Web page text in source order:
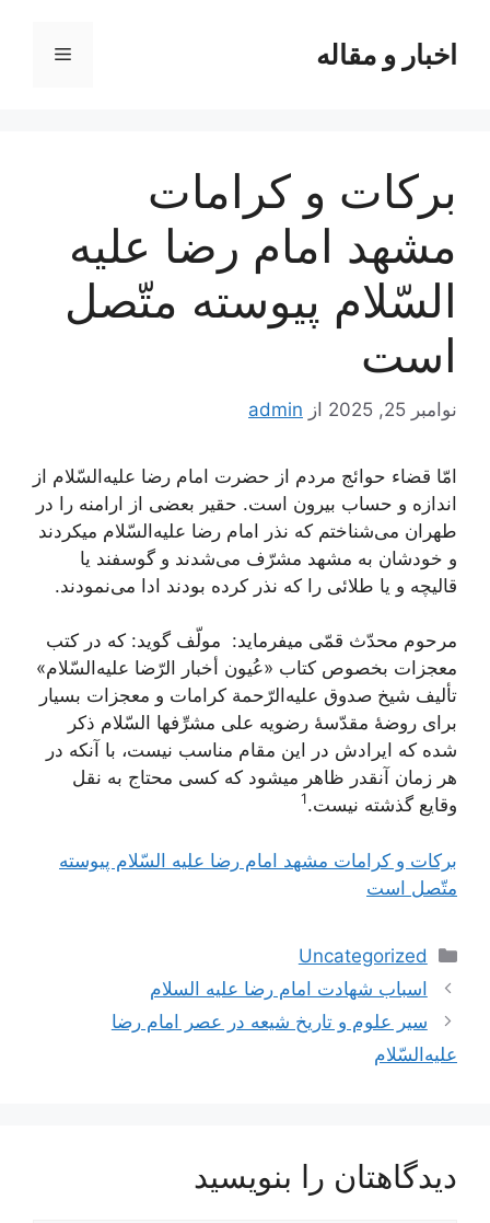
محتوااخبار و مقاله فهرست
بركات‌ و كرامات‌
مشهد امام‌ رضا عليه‌
السّلام‌ پيوسته‌ متّصل‌
است‌
نوامبر 25, 2025 از admin
امّا قضاء حوائج‌ مردم‌ از حضرت‌ امام‌ رضا علیه‌السّلام‌ از
اندازه‌ و حساب‌ بیرون‌ است‌. حقیر بعضی‌ از ارامنه‌ را در
طهران‌ می‌شناختم‌ که‌ نذر امام‌ رضا علیه‌السّلام‌ میکردند
و خودشان‌ به‌ مشهد مشرّف‌ می‌شدند و گوسفند یا
قالیچه‌ و یا طلائی‌ را که‌ نذر کرده‌ بودند ادا می‌نمودند.
مرحوم‌ محدّث‌ قمّی‌ میفرماید: ‎ مولّف‌ گوید: که‌ در کتب‌
معجزات‌ بخصوص‌ کتاب‌ «عُیون‌ أخبار الرّضا علیه‌السّلام‌»
تألیف‌ شیخ‌ صدوق‌ علیه‌الرّحمة‌ کرامات‌ و معجزات‌ بسیار
برای‌ روضۀ مقدّسۀ رضویه‌ علی‌ مشرِّفها السّلام‌ ذکر
شده‌ که‌ ایرادش‌ در این‌ مقام‌ مناسب‌ نیست‌، با آنکه‌ در
هر زمان‌ آنقدر ظاهر میشود که‌ کسی‌ محتاج‌ به‌ نقل‌
وقایع‌ گذشته‌ نیست‌.1
بركات‌ و كرامات‌ مشهد امام‌ رضا عليه‌ السّلام‌ پيوسته‌
متّصل‌ است‌
دسته‌ها
Uncategorized
ناوبری
نوشته‌ها
اسباب شهادت امام رضا علیه السلام
سير علوم‌ و تاريخ‌ شيعه‌ در عصر امام‌ رضا
عليه‌السّلام
دیدگاهتان را بنویسید